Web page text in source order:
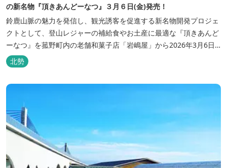
の新名物『頂きあんどーなつ』３月６日(金)発売！
鈴鹿山脈の魅力を発信し、観光誘客を促進する新名物開発プロジェ
クトとして、登山レジャーの補給食やお土産に最適な『頂きあんど
ーなつ』を菰野町内の老舗和菓子店「岩嶋屋」から2026年3月6日
（金）より販売を開始いたしました。 ■商品コンセプト：自分だけ
の「頂き」を目指す人を応援 「山に登る目的が人それぞれであるよ
うに、仕事や人生の目標（頂き）も人それぞれ。どんな『頂き』を
北勢